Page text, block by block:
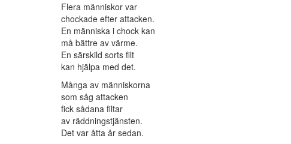
Flera människor var
chockade efter attacken.
En människa i chock kan
må bättre av värme.
En särskild sorts filt
kan hjälpa med det.
Många av människorna
som såg attacken
fick sådana filtar
av räddningstjänsten.
Det var åtta år sedan.